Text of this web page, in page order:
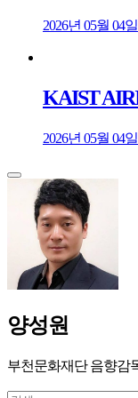
2026년 05월 04일
KAIST
2026년 05월 04일
양성원
부천문화재단 음향감